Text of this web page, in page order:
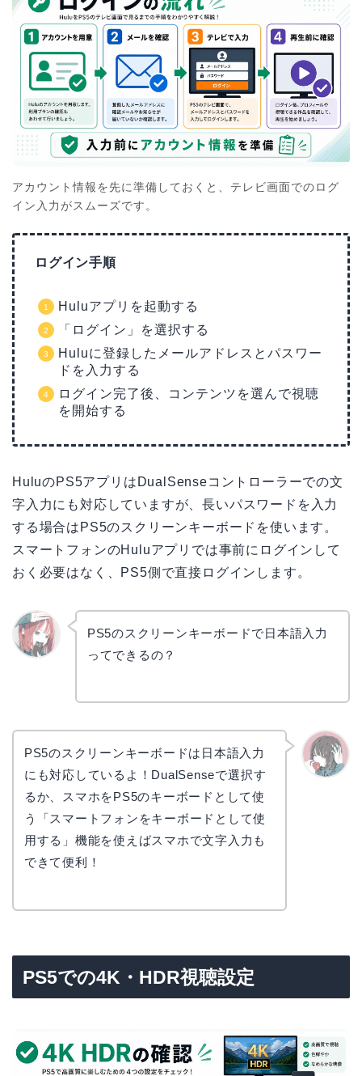
アカウント情報を先に準備しておくと、テレビ画面でのログ
イン入力がスムーズです。
ログイン手順
Huluアプリを起動する
「ログイン」を選択する
Huluに登録したメールアドレスとパスワー
ドを入力する
ログイン完了後、コンテンツを選んで視聴
を開始する
HuluのPS5アプリはDualSenseコントローラーでの文
字入力にも対応していますが、長いパスワードを入力
する場合はPS5のスクリーンキーボードを使います。
スマートフォンのHuluアプリでは事前にログインして
おく必要はなく、PS5側で直接ログインします。
PS5のスクリーンキーボードで日本語入力
ってできるの？
PS5のスクリーンキーボードは日本語入力
にも対応しているよ！DualSenseで選択す
るか、スマホをPS5のキーボードとして使
う「スマートフォンをキーボードとして使
用する」機能を使えばスマホで文字入力も
できて便利！
PS5での4K・HDR視聴設定